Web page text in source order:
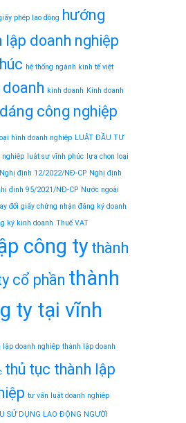
phép lao động hướng
lập doanh nghiệp
hệ thống ngành kinh tế việt
doanh kinh doanh Kinh doanh
công nghiệp
hình doanh nghiệp LUẬT ĐẦU TƯ
nghiệp luật sư vĩnh phúc lựa chọn loại
Nghị định 12/2022/NĐ-CP Nghị định
định 95/2021/NĐ-CP Nước ngoài
đổi giấy chứng nhận đăng ký doanh
ký kinh doanh Thuế VAT
công ty thành
cổ phần thành
ty tại vĩnh
lập doanh nghiệp thành lập doanh
thủ tục thành lập
tư vấn luật doanh nghiệp
SỬ DỤNG LAO ĐỘNG NGƯỜI